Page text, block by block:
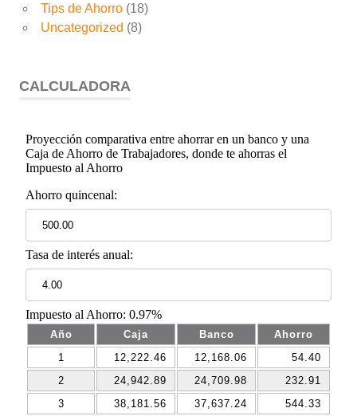
Tips de Ahorro(18)
Uncategorized (8)
CALCULADORA